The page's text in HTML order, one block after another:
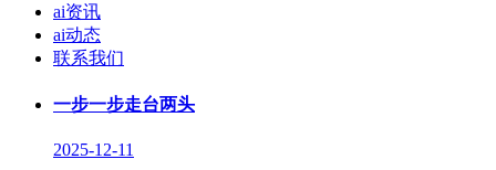
ai资讯
ai动态
联系我们
一步一步走台两头
2025-12-11